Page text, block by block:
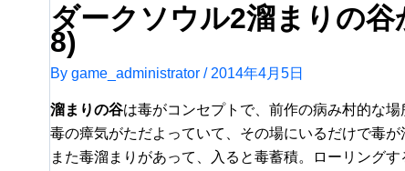
ダークソウル2溜まりの
8)
By game_administrator / 2014年4月5日
溜まりの谷は毒がコンセプトで、前作の病み村的な場
毒の瘴気がただよっていて、その場にいるだけで毒が
また毒溜まりがあって、入ると毒蓄積。ローリング